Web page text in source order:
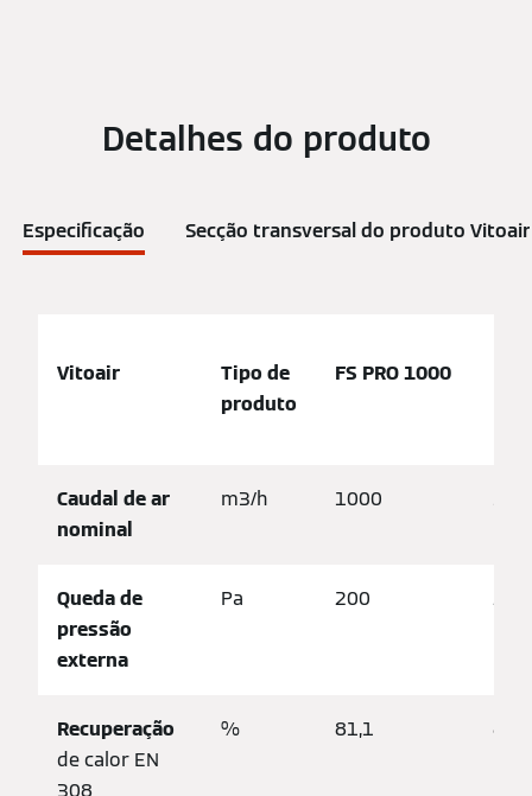
Detalhes do produto
Especificação Secção transversal do produto Vitoair
Vitoair
Tipo de
produto
FS PRO 1000
Caudal de ar
nominal
m3/h 1000
Queda de
pressão
externa
Pa 200 200
Recuperação
de calor EN
308
% 81,1 80,6